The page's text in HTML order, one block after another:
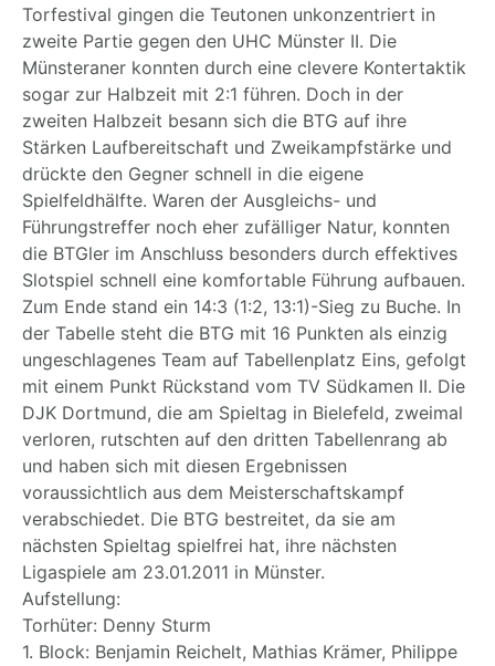
Torfestival gingen die Teutonen unkonzentriert in
zweite Partie gegen den UHC Münster II. Die
Münsteraner konnten durch eine clevere Kontertaktik
sogar zur Halbzeit mit 2:1 führen. Doch in der
zweiten Halbzeit besann sich die BTG auf ihre
Stärken Laufbereitschaft und Zweikampfstärke und
drückte den Gegner schnell in die eigene
Spielfeldhälfte. Waren der Ausgleichs- und
Führungstreffer noch eher zufälliger Natur, konnten
die BTGler im Anschluss besonders durch effektives
Slotspiel schnell eine komfortable Führung aufbauen.
Zum Ende stand ein 14:3 (1:2, 13:1)-Sieg zu Buche. In
der Tabelle steht die BTG mit 16 Punkten als einzig
ungeschlagenes Team auf Tabellenplatz Eins, gefolgt
mit einem Punkt Rückstand vom TV Südkamen II. Die
DJK Dortmund, die am Spieltag in Bielefeld, zweimal
verloren, rutschten auf den dritten Tabellenrang ab
und haben sich mit diesen Ergebnissen
voraussichtlich aus dem Meisterschaftskampf
verabschiedet. Die BTG bestreitet, da sie am
nächsten Spieltag spielfrei hat, ihre nächsten
Ligaspiele am 23.01.2011 in Münster.
Aufstellung:
Torhüter: Denny Sturm
1. Block: Benjamin Reichelt, Mathias Krämer, Philippe